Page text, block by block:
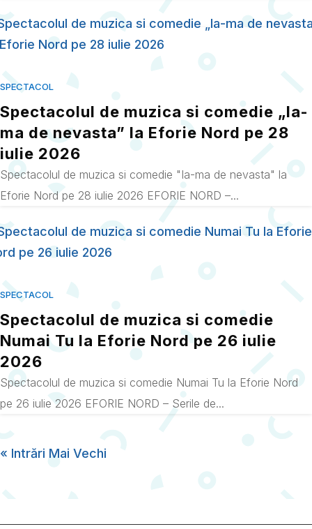
Spectacolul de muzica si comedie „Ia-
ma de nevasta” la Eforie Nord pe 28
iulie 2026
SPECTACOL
Spectacolul de muzica si comedie "Ia-ma de nevasta" la
Eforie Nord pe 28 iulie 2026 EFORIE NORD –...
Spectacolul de muzica si comedie
Numai Tu la Eforie Nord pe 26 iulie
2026
SPECTACOL
Spectacolul de muzica si comedie Numai Tu la Eforie Nord
pe 26 iulie 2026 EFORIE NORD – Serile de...
« Intrări Mai Vechi